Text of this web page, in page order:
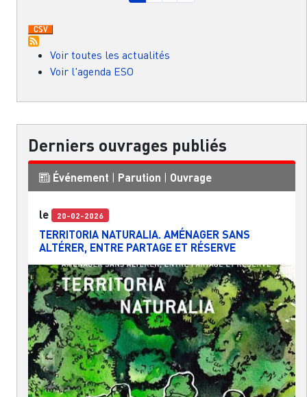
Voir toutes les actualités
Voir l'agenda ESO
Derniers ouvrages publiés
Événement | Parution | Ouvrage
le 20-02-2026
TERRITORIA NATURALIA. AMÉNAGER SANS
ALTÉRER, ENTRE PARTAGE ET RÉSERVE